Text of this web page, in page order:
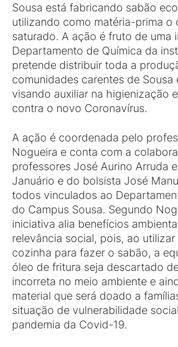
Sousa está fabricando sabão
utilizando como matéria-prima o
saturado. A ação é fruto de uma
Departamento de Química da
pretende distribuir toda a
comunidades carentes de Sousa
visando auxiliar na higienização
contra o novo Coronavírus.
A ação é coordenada pelo
Nogueira e conta com a
professores José Aurino Arruda
Januário e do bolsista José
todos vinculados ao
do Campus Sousa. Segundo
iniciativa alia benefícios
relevância social, pois, ao
cozinha para fazer o sabão, a
óleo de fritura seja descartado
incorreta no meio ambiente e
material que será doado a
situação de vulnerabilidade
pandemia da Covid-19.